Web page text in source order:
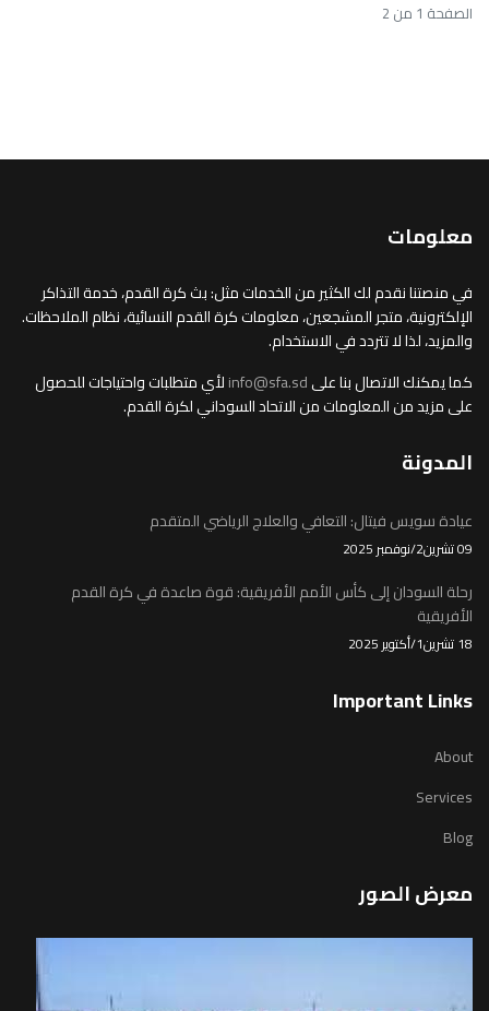
الصفحة 1 من 2
معلومات
في منصتنا نقدم لك الكثير من الخدمات مثل: بث كرة القدم، خدمة التذاكر
الإلكترونية، متجر المشجعين، معلومات كرة القدم النسائية، نظام الملاحظات.
والمزيد، لذا لا تتردد في الاستخدام.
كما يمكنك الاتصال بنا علىinfo@sfa.sdلأي متطلبات واحتياجات للحصول
على مزيد من المعلومات من الاتحاد السوداني لكرة القدم.
المدونة
عيادة سويس فيتال: التعافي والعلاج الرياضي المتقدم
09 تشرين2/نوفمبر 2025
رحلة السودان إلى كأس الأمم الأفريقية: قوة صاعدة في كرة القدم
الأفريقية
18 تشرين1/أكتوير 2025
Important Links
About
Services
Blog
معرض الصور